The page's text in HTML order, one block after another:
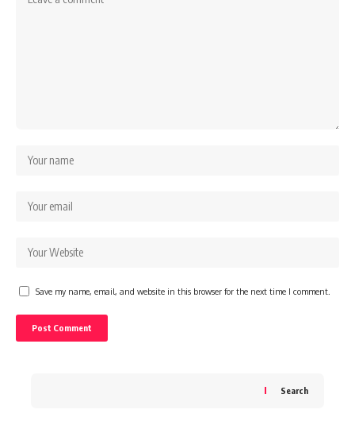
Save my name, email, and website in this browser for the next time I comment.
Search